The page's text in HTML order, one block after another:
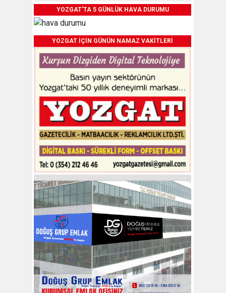
YOZGAT'TA 5 GÜNLÜK HAVA DURUMU
YOZGAT İÇİN GÜNÜN NAMAZ VAKİTLERİ